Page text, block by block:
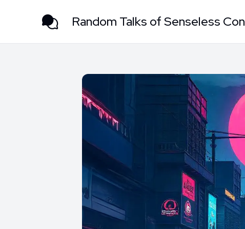
Random Talks of Senseless